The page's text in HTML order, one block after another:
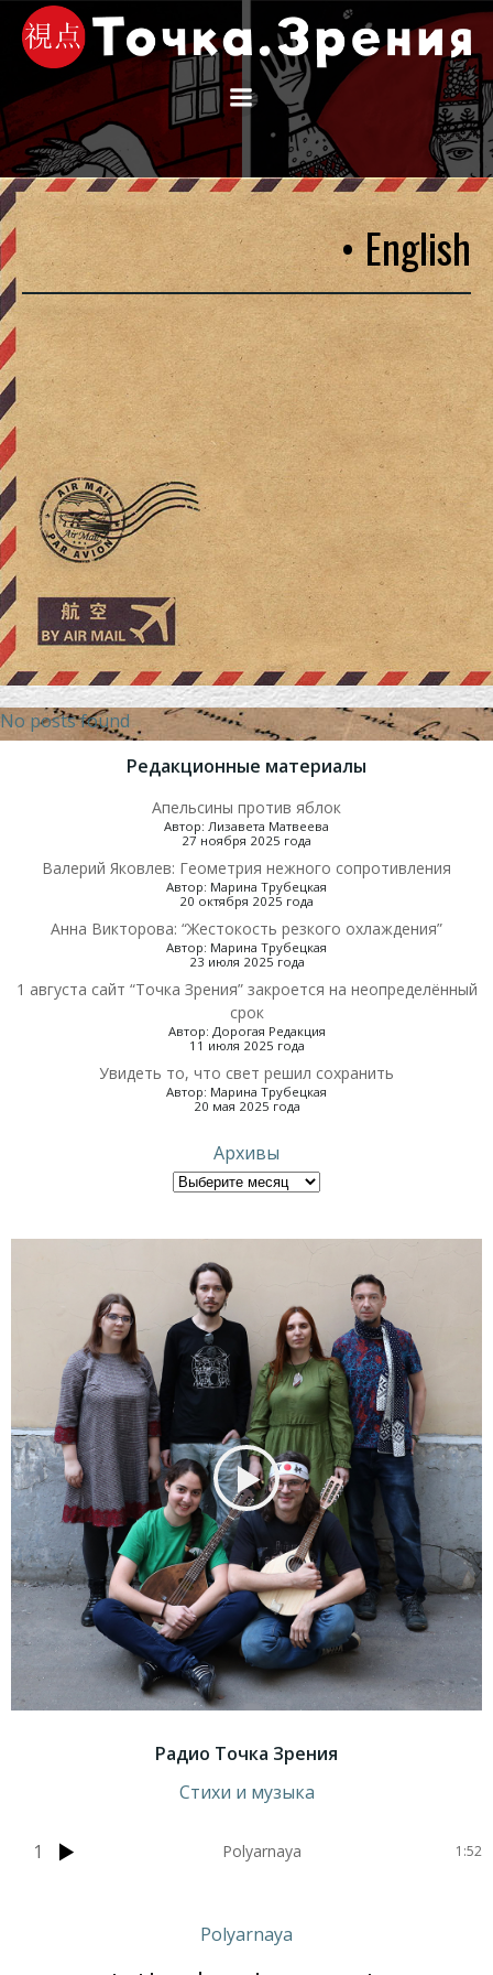
Перейти
к
содержимому
• English
No posts found
Редакционные материалы
Апельсины против яблок
Автор: Лизавета Матвеева
27 ноября 2025 года
Валерий Яковлев: Геометрия нежного сопротивления
Автор: Марина Трубецкая
20 октября 2025 года
Анна Викторова: “Жестокость резкого охлаждения”
Автор: Марина Трубецкая
23 июля 2025 года
1 августа сайт “Точка Зрения” закроется на неопределённый
срок
Автор: Дорогая Редакция
11 июля 2025 года
Увидеть то, что свет решил сохранить
Автор: Марина Трубецкая
20 мая 2025 года
Архивы
Радио Точка Зрения
Стихи и музыка
1 Polyarnaya 1:52
Polyarnaya